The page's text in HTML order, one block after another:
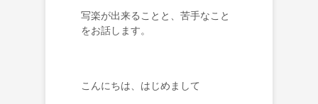
写楽が出来ることと、苦手なこと
をお話します。
こんにちは、はじめまして